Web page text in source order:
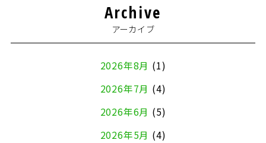
Archive
アーカイブ
2026年8月 (1)
2026年7月 (4)
2026年6月 (5)
2026年5月 (4)